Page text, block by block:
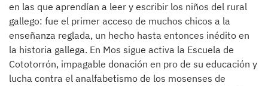
en las que aprendían a leer y escribir los niños del rural
gallego: fue el primer acceso de muchos chicos a la
enseñanza reglada, un hecho hasta entonces inédito en
la historia gallega. En Mos sigue activa la Escuela de
Cototorrón, impagable donación en pro de su educación y
lucha contra el analfabetismo de los mosenses de